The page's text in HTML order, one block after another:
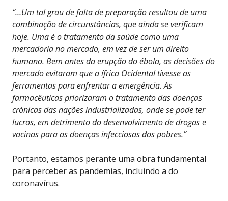
“…Um tal grau de falta de preparação resultou de uma
combinação de circunstâncias, que ainda se verificam
hoje. Uma é o tratamento da saúde como uma
mercadoria no mercado, em vez de ser um direito
humano. Bem antes da erupção do ébola, as decisões do
mercado evitaram que a ífrica Ocidental tivesse as
ferramentas para enfrentar a emergência. As
farmacêuticas priorizaram o tratamento das doenças
crónicas das nações industrializadas, onde se pode ter
lucros, em detrimento do desenvolvimento de drogas e
vacinas para as doenças infecciosas dos pobres.”
Portanto, estamos perante uma obra fundamental
para perceber as pandemias, incluindo a do
coronavírus.